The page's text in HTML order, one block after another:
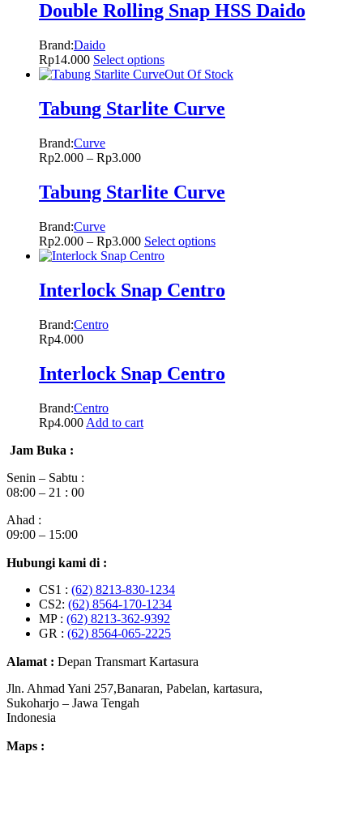
Double Rolling Snap HSS Daido
Brand:Daido
Rp14.000 Select options
Out Of Stock
Tabung Starlite Curve
Brand:Curve
Rp2.000 – Rp3.000
Tabung Starlite Curve
Brand:Curve
Rp2.000 – Rp3.000 Select options
Interlock Snap Centro
Brand:Centro
Rp4.000
Interlock Snap Centro
Brand:Centro
Rp4.000 Add to cart
Jam Buka :
Senin – Sabtu :
08:00 – 21 : 00
Ahad :
09:00 – 15:00
Hubungi kami di :
CS1 : (62) 8213-830-1234
CS2: (62) 8564-170-1234
MP : (62) 8213-362-9392
GR : (62) 8564-065-2225
Alamat : Depan Transmart Kartasura
Jln. Ahmad Yani 257,Banaran, Pabelan, kartasura,
Sukoharjo – Jawa Tengah
Indonesia
Maps :